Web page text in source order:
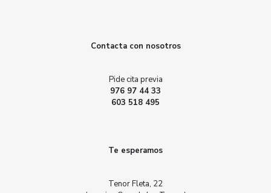
Contacta con nosotros
Pide cita previa
976 97 44 33
603 518 495
Te esperamos
Tenor Fleta, 22